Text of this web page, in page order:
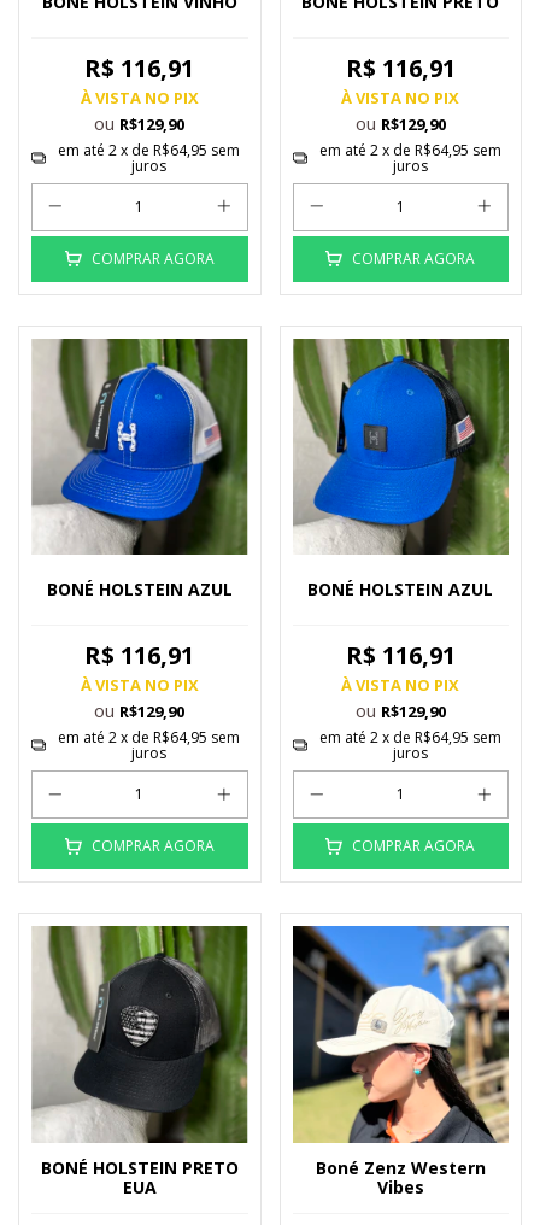
R$ 116,91
À VISTA NO PIX
ou R$129,90
em até2x deR$64,95 sem
juros
COMPRAR AGORA
R$ 116,91
À VISTA NO PIX
ou R$129,90
em até 2x de R$64,95 sem
juros
COMPRAR AGORA
BONÉ HOLSTEIN AZUL
R$ 116,91
À VISTA NO PIX
ou R$129,90
em até2x deR$64,95 sem
juros
COMPRAR AGORA
BONÉ HOLSTEIN AZUL
R$ 116,91
À VISTA NO PIX
ou R$129,90
em até 2x de R$64,95 sem
juros
COMPRAR AGORA
BONÉ HOLSTEIN PRETO
EUA
Boné Zenz Western
Vibes